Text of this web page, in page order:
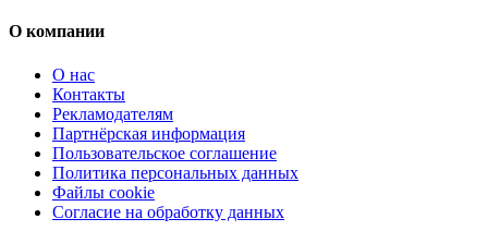
О компании
О нас
Контакты
Рекламодателям
Партнёрская информация
Пользовательское соглашение
Политика персональных данных
Файлы cookie
Согласие на обработку данных